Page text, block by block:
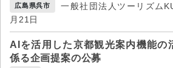
広島県呉市
一般社団法人ツーリズム
月21日
AIを活用した京都観光案内機能の
係る企画提案の公募